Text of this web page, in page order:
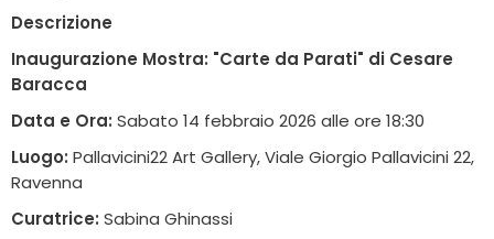
Descrizione
Inaugurazione Mostra: "Carte da Parati" di Cesare
Baracca
Data e Ora: Sabato 14 febbraio 2026 alle ore 18:30
Luogo: Pallavicini22 Art Gallery, Viale Giorgio Pallavicini 22,
Ravenna
Curatrice: Sabina Ghinassi